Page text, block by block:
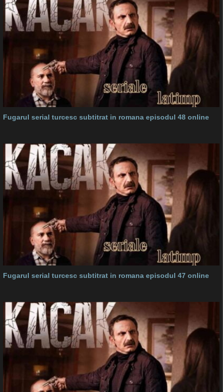
Fugarul serial turcesc subtitrat in romana episodul 48 online
Fugarul serial turcesc subtitrat in romana episodul 47 online